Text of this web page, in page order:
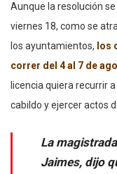
Aunque la resolución
viernes 18, como se
los ayuntamientos, los
correr del 4 al 7 de
licencia quiera recurrir
cabildo y ejercer actos
La
Jaimes, dijo